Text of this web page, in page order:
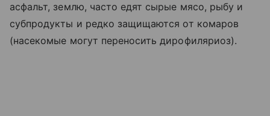
асфальт, землю, часто едят сырые мясо, рыбу и
субпродукты и редко защищаются от комаров
(насекомые могут переносить дирофиляриоз).